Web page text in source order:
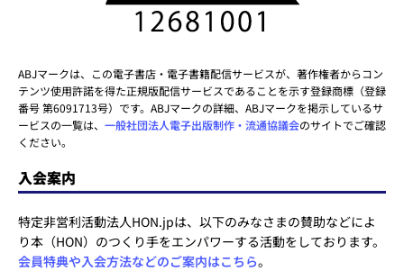
ABJマークは、この電子書店・電子書籍配信サービスが、著作権者からコン
テンツ使用許諾を得た正規版配信サービスであることを示す登録商標（登録
番号 第6091713号）です。ABJマークの詳細、ABJマークを掲示しているサ
ービスの一覧は、 一般社団法人電子出版制作・流通協議会のサイトでご確認
ください。
入会案内
特定非営利活動法人HON.jpは、以下のみなさまの賛助などによ
り本（HON）のつくり手をエンパワーする活動をしております。
会員特典や入会方法などのご案内はこちら。